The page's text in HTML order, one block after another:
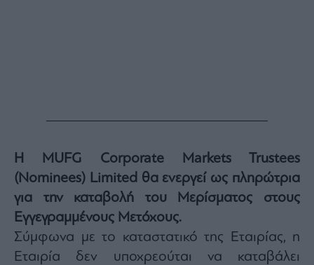
Η MUFG Corporate Markets Trustees
(Nominees) Limited θα ενεργεί ως πληρώτρια
για την καταβολή του Μερίσματος στους
Εγγεγραμμένους Μετόχους.
Σύμφωνα με το καταστατικό της Εταιρίας, η
Εταιρία δεν υποχρεούται να καταβάλει